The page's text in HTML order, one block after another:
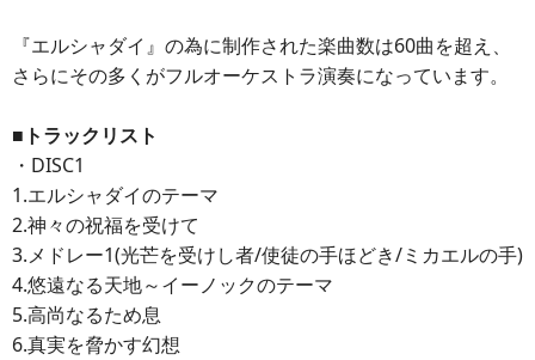
『エルシャダイ』の為に制作された楽曲数は60曲を超え、
さらにその多くがフルオーケストラ演奏になっています。
■トラックリスト
・DISC1
1.エルシャダイのテーマ
2.神々の祝福を受けて
3.メドレー1(光芒を受けし者/使徒の手ほどき/ミカエルの手)
4.悠遠なる天地～イーノックのテーマ
5.高尚なるため息
6.真実を脅かす幻想